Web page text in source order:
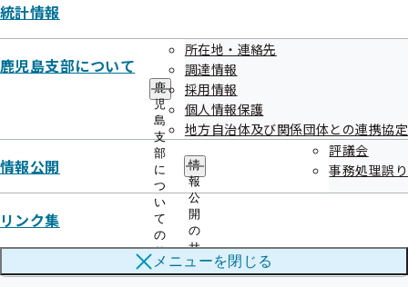
統計情報
鹿児島支部について
鹿
児
島
支
部
に
つ
い
て
の
サ
ブ
所在地・連絡先
調達情報
採用情報
個人情報保護
地方自治体及び関係団体との連携協定
情報公開
情
報
公
開
の
サ
ブ
メ
評議会
事務処理誤り
リンク集
メニューを閉じる
医療費節約への第一歩 かかりつけ医に
地域医療に関するアンケート